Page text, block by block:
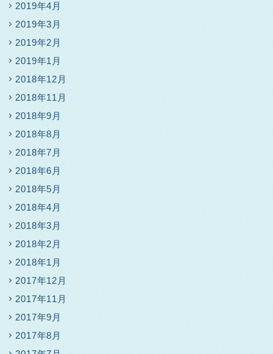
2019年4月
2019年3月
2019年2月
2019年1月
2018年12月
2018年11月
2018年9月
2018年8月
2018年7月
2018年6月
2018年5月
2018年4月
2018年3月
2018年2月
2018年1月
2017年12月
2017年11月
2017年9月
2017年8月